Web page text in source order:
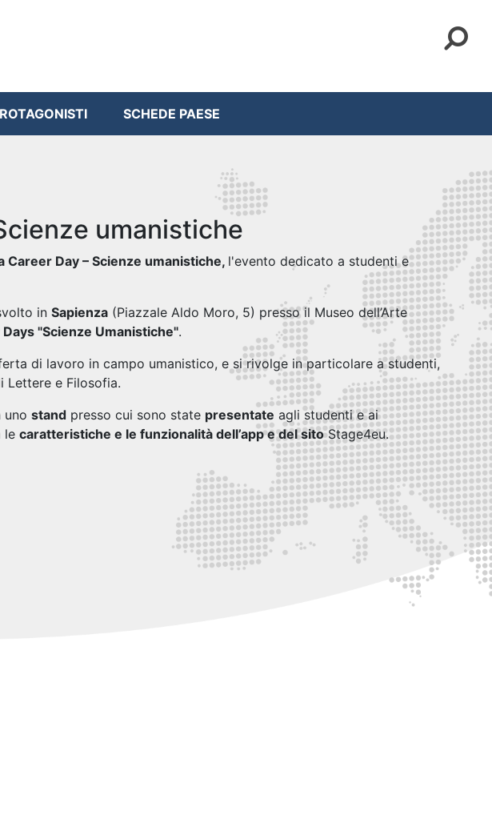
SCHEDE PAESE
umanistiche
Career Day – Scienze umanistiche, l'evento dedicato a studenti e
in Sapienza (Piazzale Aldo Moro, 5) presso il Museo dell’Arte
"Scienze Umanistiche".
di lavoro in campo umanistico, e si rivolge in particolare a studenti,
Lettere e Filosofia.
uno stand presso cui sono state presentate agli studenti e ai
le caratteristiche e le funzionalità dell’app e del sitoStage4eu.